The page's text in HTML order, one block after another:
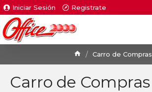
Iniciar Sesión Registrate
Carro de Compras
Carro de Compras